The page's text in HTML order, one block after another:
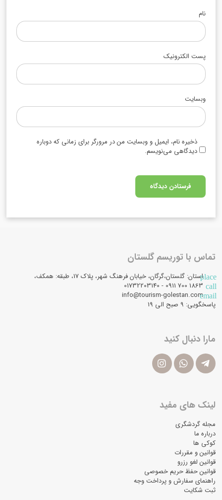
نام
پست الکترونیک
وبسایت
ذخیره نام، ایمیل و وبسایت من در مرورگر برای زمانی که دوباره
دیدگاهی می‌نویسم.
تماس با توریسم گلستان
placeاستان: گلستان،گرگان، خیابان فرهنگ شهر، پلاک 17، طبقه: همکف،
call
email
info@tourism-golestan.com
پاسخگویی: ۹ صبح الی 19
مارا دنبال کنید
لینک های مفید
مجله گردشگری
درباره ما
کوکی ها
قوانین و مقررات
قوانین لغو رزرو
قوانین حفظ حریم خصوصی
راهنمای سفارش و پرداخت وجه
ثبت شکایت